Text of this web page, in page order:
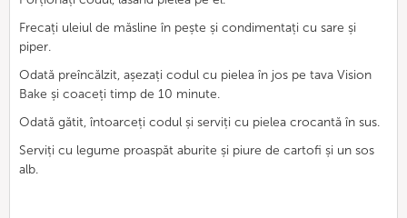
Frecați uleiul de măsline în pește și condimentați cu sare și
piper.
Odată preîncălzit, așezați codul cu pielea în jos pe tava Vision
Bake și coaceți timp de 10 minute.
Odată gătit, întoarceți codul și serviți cu pielea crocantă în sus.
Serviți cu legume proaspăt aburite și piure de cartofi și un sos
alb.